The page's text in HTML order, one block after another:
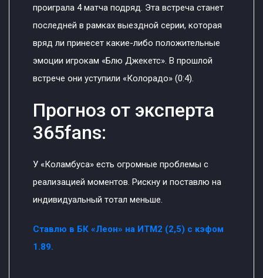
проиграла 4 матча подряд. Эта встреча станет
последней в рамках выездной серии, которая
вряд ли принесет какие-либо положительные
эмоции игрокам «Блю Джекетс». В прошлой
встрече они уступили «Колорадо» (0:4).
Прогноз от эксперта
365fans:
У «Коламбуса» есть огромные проблемы с
реализацией моментов. Рискну и поставлю на
индивидуальный тотал меньше.
Ставлю в БК «Леон» на ИТМ2 (2,5) с кэфом
1.89.